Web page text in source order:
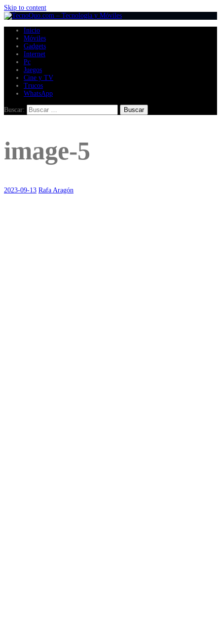
Skip to content
Inicio
Móviles
Gadgets
Internet
Pc
Juegos
Cine y TV
Trucos
WhatsApp
Buscar:
image-5
2023-09-13 Rafa Aragón